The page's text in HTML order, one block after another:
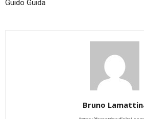
Guido Guida
Bruno